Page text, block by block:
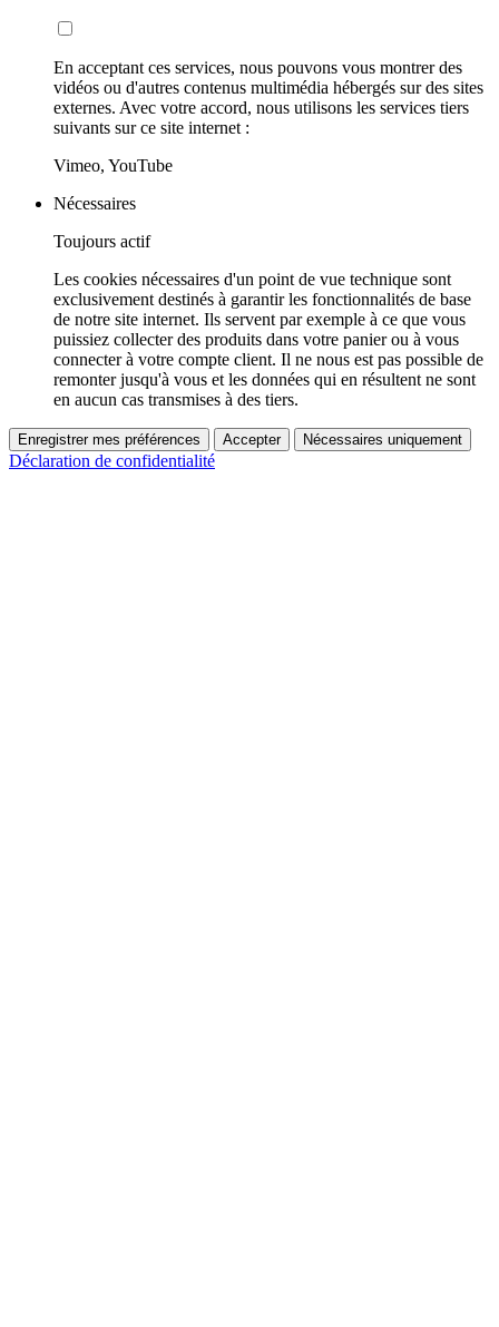
En acceptant ces services, nous pouvons vous montrer des
vidéos ou d'autres contenus multimédia hébergés sur des sites
externes. Avec votre accord, nous utilisons les services tiers
suivants sur ce site internet :
Vimeo, YouTube
Nécessaires
Toujours actif
Les cookies nécessaires d'un point de vue technique sont
exclusivement destinés à garantir les fonctionnalités de base
de notre site internet. Ils servent par exemple à ce que vous
puissiez collecter des produits dans votre panier ou à vous
connecter à votre compte client. Il ne nous est pas possible de
remonter jusqu'à vous et les données qui en résultent ne sont
en aucun cas transmises à des tiers.
Enregistrer mes préférences Accepter Nécessaires uniquement
Déclaration de confidentialité